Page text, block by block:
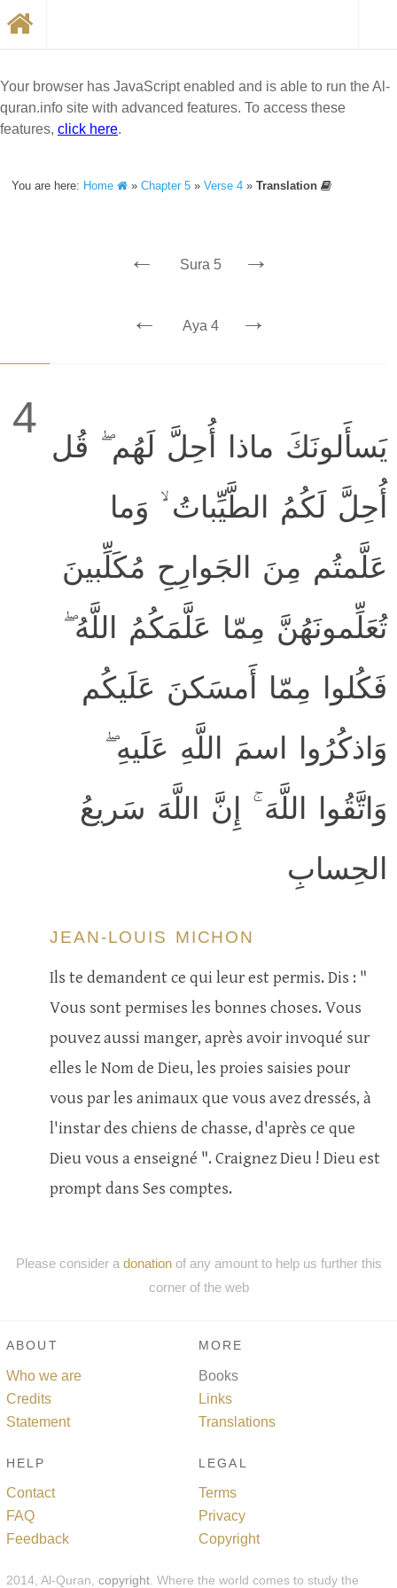
Your browser has JavaScript enabled and is able to run the Al-
quran.info site with advanced features. To access these
features, click here.
You are here: Home »Chapter 5 »Verse 4 »Translation
← Sura 5 →
← Aya 4 →
4
يَسأَلونَكَ ماذا أُحِلَّ لَهُم ۖ قُل
أُحِلَّ لَكُمُ الطَّيِّباتُ ۙ وَما
عَلَّمتُم مِنَ الجَوارِحِ مُكَلِّبينَ
تُعَلِّمونَهُنَّ مِمّا عَلَّمَكُمُ اللَّهُ ۖ
فَكُلوا مِمّا أَمسَكنَ عَلَيكُم
وَاذكُرُوا اسمَ اللَّهِ عَلَيهِ ۖ
وَاتَّقُوا اللَّهَ ۚ إِنَّ اللَّهَ سَريعُ
الحِسابِ
JEAN-LOUIS MICHON
Ils te demandent ce qui leur est permis. Dis : "
Vous sont permises les bonnes choses. Vous
pouvez aussi manger, après avoir invoqué sur
elles le Nom de Dieu, les proies saisies pour
vous par les animaux que vous avez dressés, à
l'instar des chiens de chasse, d'après ce que
Dieu vous a enseigné ". Craignez Dieu ! Dieu est
prompt dans Ses comptes.
Please consider a donationof any amount to help us further this
corner of the web
ABOUT
Who we are
Credits
Statement
MORE
Books
Links
Translations
HELP
Contact
FAQ
Feedback
LEGAL
Terms
Privacy
Copyright
2014, Al-Quran, copyright . Where the world comes to study the